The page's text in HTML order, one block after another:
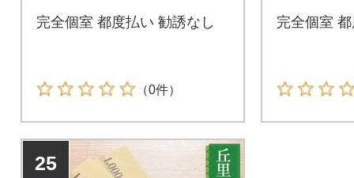
完全個室 都度払い 勧誘なし
（0件）
完全個室
25